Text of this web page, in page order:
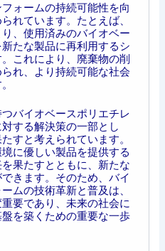
ォームの持続可能性を向
れています。たとえば、
、使用済みのバイオベー
たな製品に再利用するシ
これにより、廃棄物の削
れ、より持続可能な社会
バイオベースポリエチレ
する解決策の一部とし
すと考えられています。
に優しい製品を提供する
果たすとともに、新たな
きます。そのため、バイ
ムの技術革新と普及は、
要であり、未来の社会に
を築くための重要な一歩